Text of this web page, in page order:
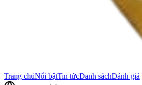
Trang chủNổi bậtTin tứcDanh sáchĐánh giá